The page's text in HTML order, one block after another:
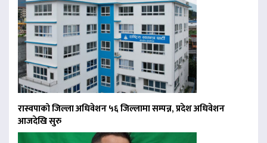
रास्वपाको जिल्ला अधिवेशन ५६ जिल्लामा सम्पन्न, प्रदेश अधिवेशन
आजदेखि सुरु